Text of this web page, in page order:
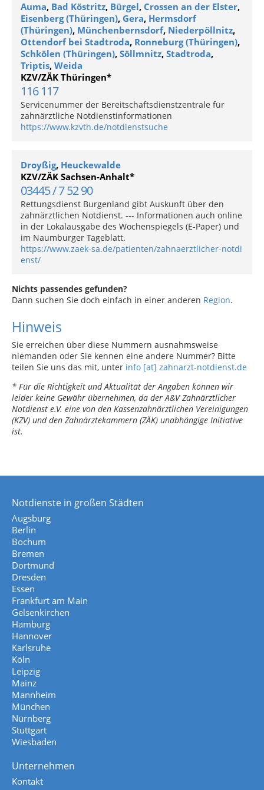
Auma, Bad Köstritz, Bürgel, Crossen an der Elster,
Eisenberg (Thüringen), Gera, Hermsdorf
(Thüringen), Münchenbernsdorf, Niederpöllnitz,
Ottendorf bei Stadtroda, Ronneburg (Thüringen),
Schkölen (Thüringen), Söllmnitz, Stadtroda,
Triptis, Weida
KZV/ZÄK Thüringen*
116 117
Servicenummer der Bereitschaftsdienstzentrale für
zahnärztliche Notdienstinformationen
https://www.kzvth.de/notdienstsuche
Droyßig, Heuckewalde
KZV/ZÄK Sachsen-Anhalt*
03445 / 7 52 90
Rettungsdienst Burgenland gibt Auskunft über den
zahnärztlichen Notdienst. --- Informationen auch online
in der Lokalausgabe des Wochenspiegels (E-Paper) und
im Naumburger Tageblatt.
https://www.zaek-sa.de/patienten/zahnaerztlicher-notdi
enst/
Nichts passendes gefunden?
Dann suchen Sie doch einfach in einer anderen Region.
Hinweis
Sie erreichen über diese Nummern ausnahmsweise
niemanden oder Sie kennen eine andere Nummer? Bitte
teilen Sie uns das mit, unter info [at] zahnarzt-notdienst.de
* Für die Richtigkeit und Aktualität der Angaben können wir
leider keine Gewähr übernehmen, da der A&V Zahnärztlicher
Notdienst e.V. eine von den Kassenzahnärztlichen Vereinigungen
(KZV) und den Zahnärztekammern (ZÄK) unabhängige Initiative
ist.
Notdienste in großen Städten
Augsburg
Berlin
Bochum
Bremen
Dortmund
Dresden
Essen
Frankfurt am Main
Gelsenkirchen
Hamburg
Hannover
Karlsruhe
Köln
Leipzig
Mainz
Mannheim
München
Nürnberg
Stuttgart
Wiesbaden
Unternehmen
Kontakt